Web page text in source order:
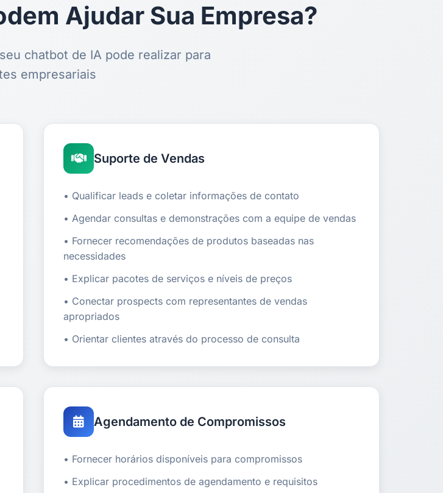
Ajudar Sua Empresa?
chatbot de IA pode realizar para
empresariais
Suporte de Vendas
• Qualificar leads e coletar informações de contato
• Agendar consultas e demonstrações com a equipe de vendas
• Fornecer recomendações de produtos baseadas nas
necessidades
• Explicar pacotes de serviços e níveis de preços
• Conectar prospects com representantes de vendas
apropriados
• Orientar clientes através do processo de consulta
Agendamento de Compromissos
• Fornecer horários disponíveis para compromissos
• Explicar procedimentos de agendamento e requisitos